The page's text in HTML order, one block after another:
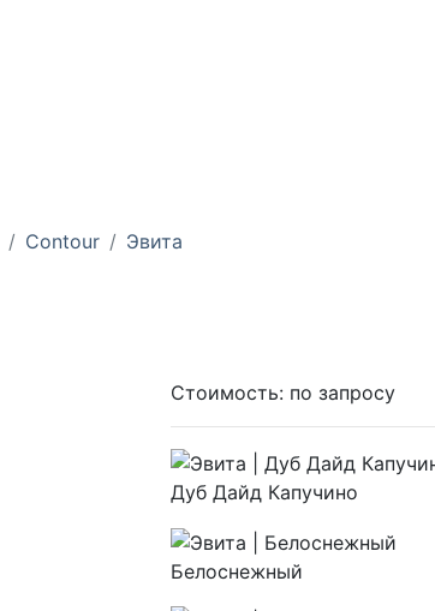
Contour Эвита
Стоимость: по запросу
Дуб Дайд Капучино
Белоснежный